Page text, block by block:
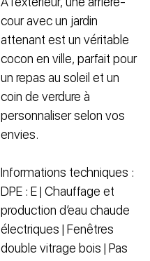
cour avec un jardin
attenant est un véritable
cocon en ville, parfait pour
un repas au soleil et un
coin de verdure à
personnaliser selon vos
envies.
Informations techniques :
DPE : E | Chauffage et
production d’eau chaude
électriques | Fenêtres
double vitrage bois | Pas